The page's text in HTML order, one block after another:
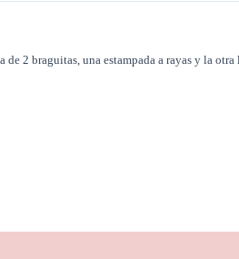
2 braguitas, una estampada a rayas y la